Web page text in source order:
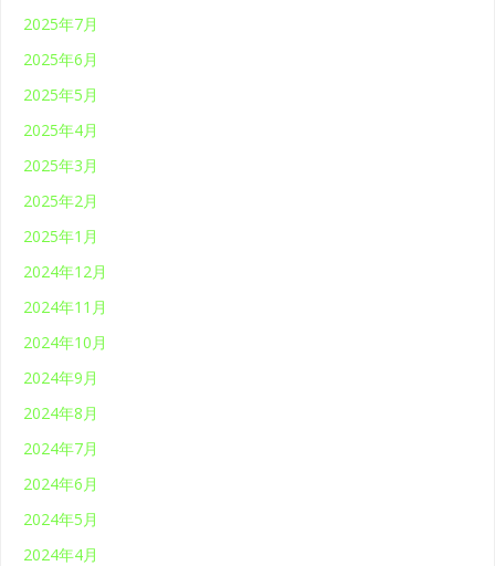
2025年7月
2025年6月
2025年5月
2025年4月
2025年3月
2025年2月
2025年1月
2024年12月
2024年11月
2024年10月
2024年9月
2024年8月
2024年7月
2024年6月
2024年5月
2024年4月